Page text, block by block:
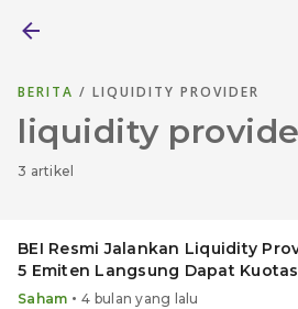
BERITA / LIQUIDITY PROVIDER
liquidity
3 artikel
BEI Resmi Jalankan Liquidity
5 Emiten Langsung Dapat
Saham • 4 bulan yang lalu